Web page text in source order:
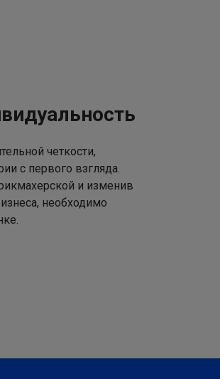
четкости,
с первого взгляда.
и изменив
необходимо